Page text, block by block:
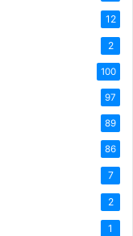
12
2
100
97
89
86
7
2
1